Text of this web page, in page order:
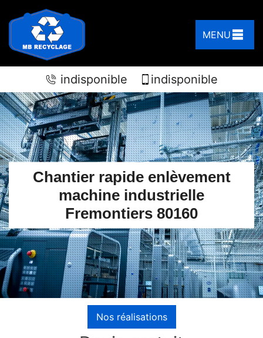
MENU
indisponible indisponible
Chantier rapide enlèvement
machine industrielle
Fremontiers 80160
Nos réalisations